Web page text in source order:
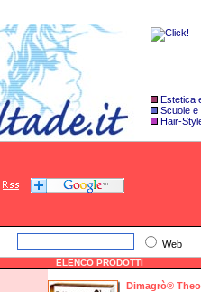
Estetica
Scuole e
Hair-
Web
ELENCO PRODOTTI
Dimagrò®